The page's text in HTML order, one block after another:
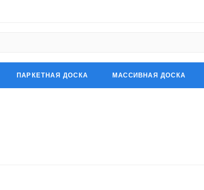
ПАРКЕТНАЯ ДОСКА МАССИВНАЯ ДОСКА